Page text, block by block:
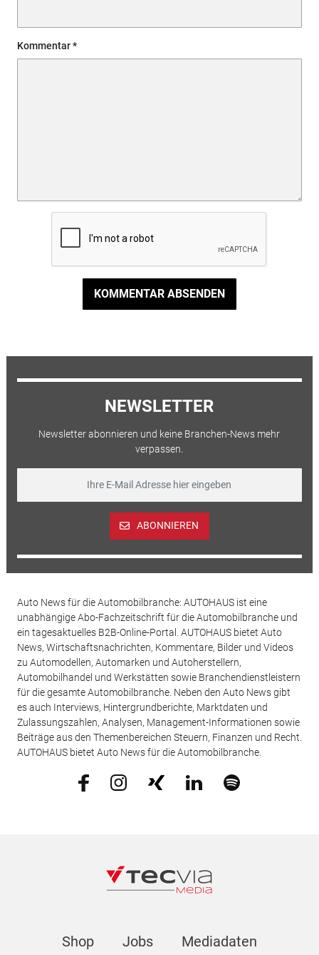
Kommentar
KOMMENTAR ABSENDEN
NEWSLETTER
Newsletter abonnieren und keine Branchen-News mehr
verpassen.
ABONNIEREN
Auto News für die Automobilbranche: AUTOHAUS ist eine
unabhängige Abo-Fachzeitschrift für die Automobilbranche und
ein tagesaktuelles B2B-Online-Portal. AUTOHAUS bietet Auto
News, Wirtschaftsnachrichten, Kommentare, Bilder und Videos
zu Automodellen, Automarken und Autoherstellern,
Automobilhandel und Werkstätten sowie Branchendienstleistern
für die gesamte Automobilbranche. Neben den Auto News gibt
es auch Interviews, Hintergrundberichte, Marktdaten und
Zulassungszahlen, Analysen, Management-Informationen sowie
Beiträge aus den Themenbereichen Steuern, Finanzen und Recht.
AUTOHAUS bietet Auto News für die Automobilbranche.
Shop Jobs Mediadaten